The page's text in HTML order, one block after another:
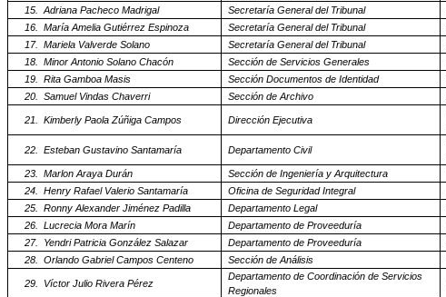
15. Adriana Pacheco Madrigal Secretaría General del Tribunal
16.
María Amelia Gutiérrez Espinoza Secretaría General del Tribunal
17.
Mariela Valverde Solano Secretaría General del Tribunal
18.
Minor Antonio Solano Chacón Sección de Servicios Generales
19.
Rita Gamboa Masis Sección Documentos de Identidad
20.
Samuel Vindas Chaverri Sección de Archivo
21. Kimberly Paola Zúñiga Campos Dirección Ejecutiva
22. Esteban Gustavino Santamaría Departamento Civil
23.
Marlon Araya Durán Sección de Ingeniería y Arquitectura
24.
Henry Rafael Valerio Santamaría Oficina de Seguridad Integral
25.
Ronny Alexander Jiménez Padilla Departamento Legal
26.
Lucrecia Mora Marín Departamento de Proveeduría
27.
Yendri Patricia González Salazar Departamento de Proveeduría
28.
Orlando Gabriel Campos Centeno Sección de Análisis
29. Víctor Julio Rivera Pérez
Departamento de Coordinación de Servicios
Regionales